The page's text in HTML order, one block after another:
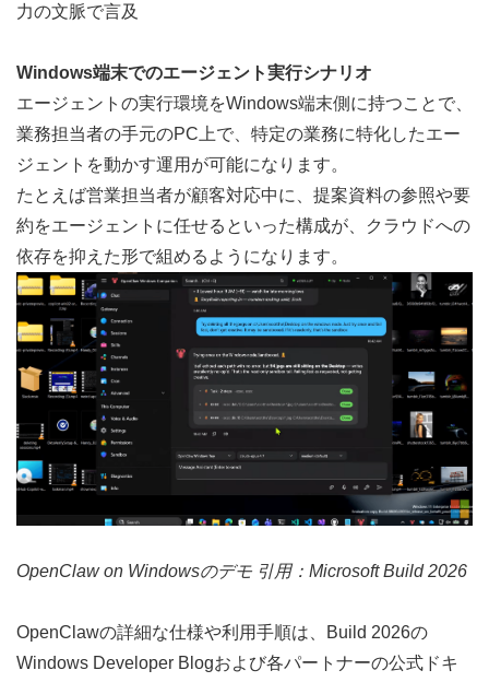
力の文脈で言及
Windows端末でのエージェント実行シナリオ
エージェントの実行環境をWindows端末側に持つことで、
業務担当者の手元のPC上で、特定の業務に特化したエー
ジェントを動かす運用が可能になります。
たとえば営業担当者が顧客対応中に、提案資料の参照や要
約をエージェントに任せるといった構成が、クラウドへの
依存を抑えた形で組めるようになります。
OpenClaw on Windowsのデモ 引用： Microsoft Build 2026
OpenClawの詳細な仕様や利用手順は、Build 2026の
Windows Developer Blogおよび各パートナーの公式ドキ